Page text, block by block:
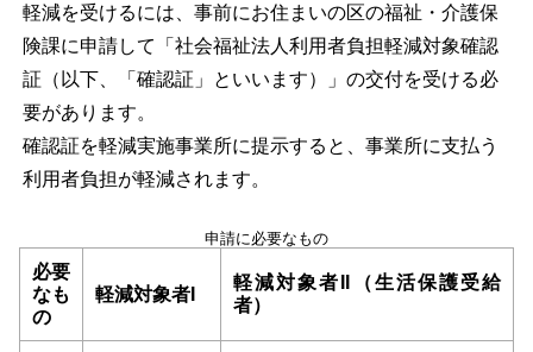
軽減を受けるには、事前にお住まいの区の福祉・介護保
険課に申請して「社会福祉法人利用者負担軽減対象確認
証（以下、「確認証」といいます）」の交付を受ける必
要があります。
確認証を軽減実施事業所に提示すると、事業所に支払う
利用者負担が軽減されます。
申請に必要なもの
必要
なも
の
軽減対象者I
軽減対象者II（生活保護受給
者）